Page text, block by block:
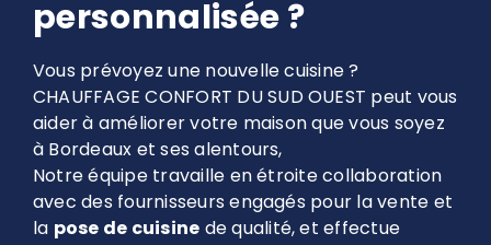
personnalisée ?
Vous prévoyez une nouvelle cuisine ?
CHAUFFAGE CONFORT DU SUD OUEST peut vous
aider à améliorer votre maison que vous soyez
à Bordeaux et ses alentours,
Notre équipe travaille en étroite collaboration
avec des fournisseurs engagés pour la vente et
la pose de cuisine de qualité, et effectue